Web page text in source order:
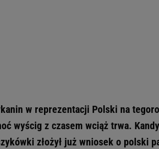
w reprezentacji Polski na
wyścig z czasem wciąż trwa.
złożył już wniosek o polski